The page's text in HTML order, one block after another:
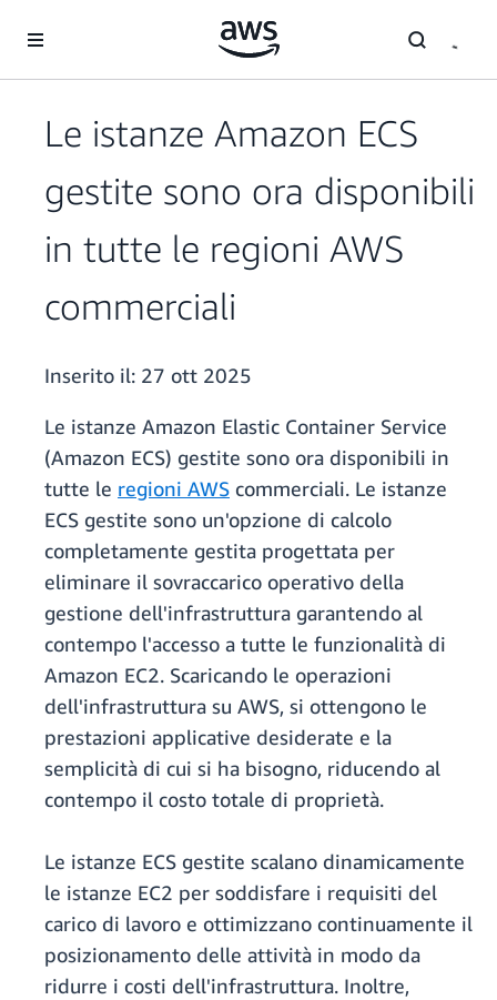
Le istanze Amazon ECS
gestite sono ora disponibili
in tutte le regioni AWS
commerciali
Inserito il: 27 ott 2025
Le istanze Amazon Elastic Container Service
(Amazon ECS) gestite sono ora disponibili in
tutte le regioni AWS commerciali. Le istanze
ECS gestite sono un'opzione di calcolo
completamente gestita progettata per
eliminare il sovraccarico operativo della
gestione dell'infrastruttura garantendo al
contempo l'accesso a tutte le funzionalità di
Amazon EC2. Scaricando le operazioni
dell'infrastruttura su AWS, si ottengono le
prestazioni applicative desiderate e la
semplicità di cui si ha bisogno, riducendo al
contempo il costo totale di proprietà.
Le istanze ECS gestite scalano dinamicamente
le istanze EC2 per soddisfare i requisiti del
carico di lavoro e ottimizzano continuamente il
posizionamento delle attività in modo da
ridurre i costi dell'infrastruttura. Inoltre,